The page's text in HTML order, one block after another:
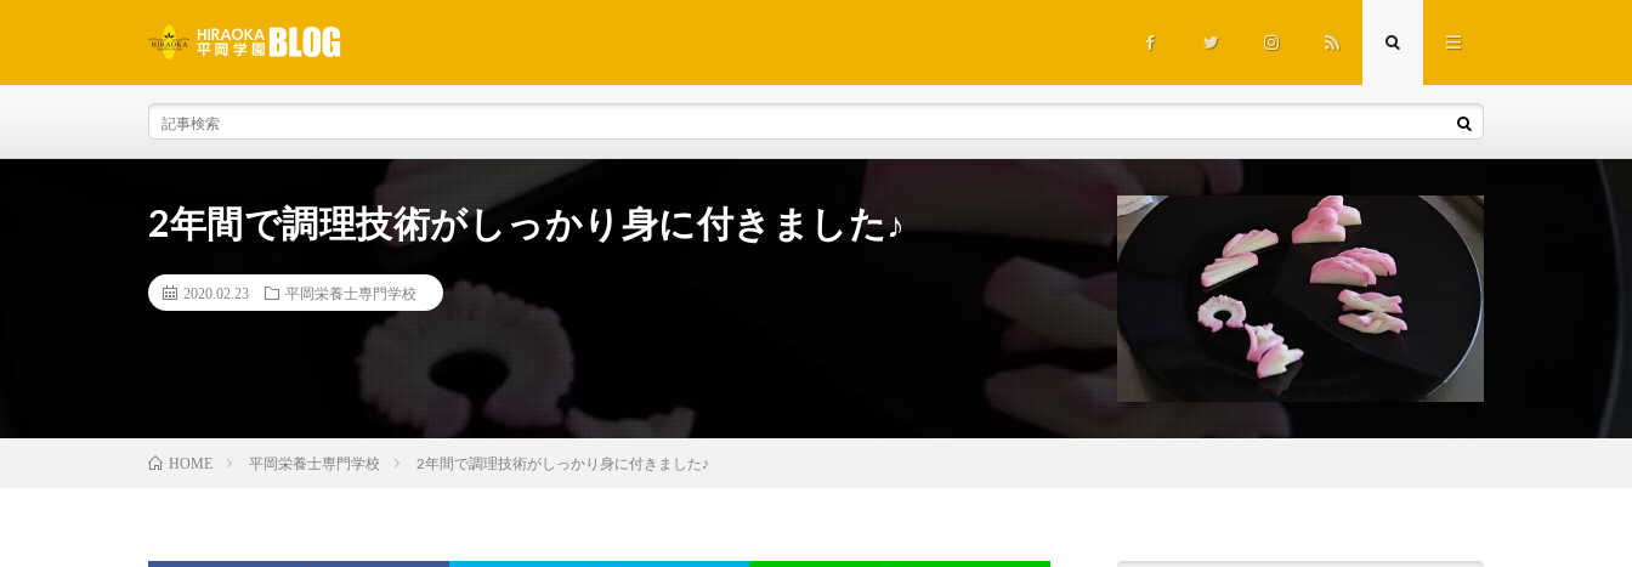
2年間で調理技術がしっかり身に付きました♪
2020.02.23 平岡栄養士専門学校
HOME 平岡栄養士専門学校 2年間で調理技術がしっかり身に付きました♪